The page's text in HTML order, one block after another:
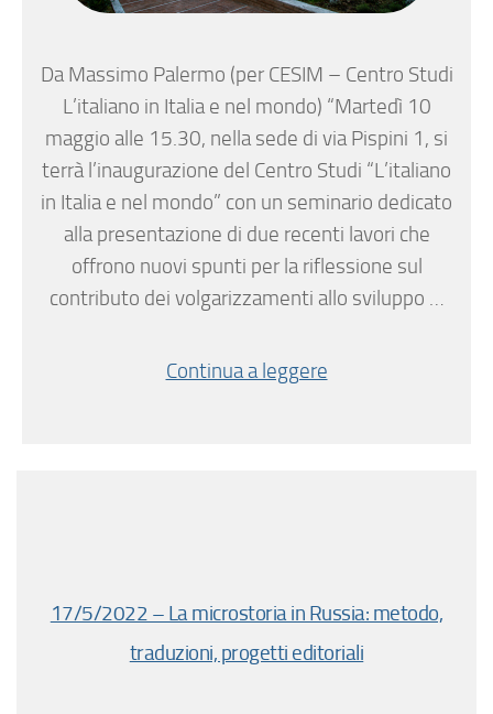
Da Massimo Palermo (per CESIM – Centro Studi
L’italiano in Italia e nel mondo) “Martedì 10
maggio alle 15.30, nella sede di via Pispini 1, si
terrà l’inaugurazione del Centro Studi “L’italiano
in Italia e nel mondo” con un seminario dedicato
alla presentazione di due recenti lavori che
offrono nuovi spunti per la riflessione sul
contributo dei volgarizzamenti allo sviluppo …
Continua a leggere
17/5/2022 – La microstoria in Russia: metodo,
traduzioni, progetti editoriali